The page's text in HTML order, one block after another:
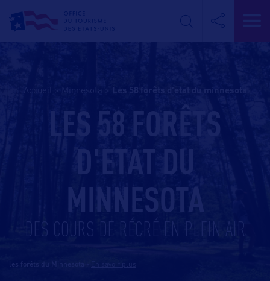
Minnesota les 58 forêts d’etat du minnesota
LES 58 FORÊTS
MINNESOTA
DES COURS DE RÉCRÉ EN PLEIN AIR
les forêts du Minnesota